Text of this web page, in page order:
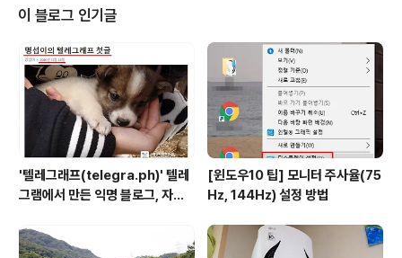
삭제하지 않는 한 어플이 종료되어도 계속 화면에 남아 있
게 된다. 메뉴를 열어 보면 'Delete All' 이라는 메뉴가 보
이고 해당 메뉴를 터치하면 그동안 번역했던 결과가 삭제
된다. 번역된 결과의 우측에 있는 스피커 아이콘을 클릭하
면 해당 언어로 읽어주는 기능도 있다. 번역할 단어의 입력
은 직접 텍스트를 입력할 ..
이 블로그 인기글
'텔레그래프(telegra.ph)' 텔레
그램에서 만든 익명 블로그, 자유
[윈도우10 팁] 모니터 주사율(75
Hz, 144Hz) 설정 방법